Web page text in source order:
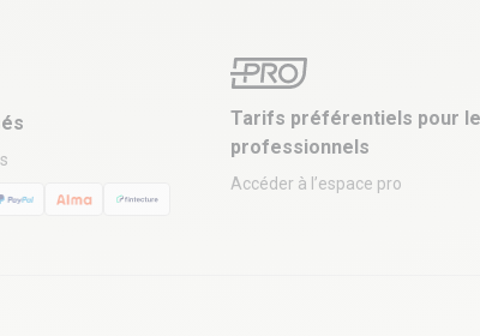
Tarifs préférentiels pour
professionnels
Accéder à l’espace pro